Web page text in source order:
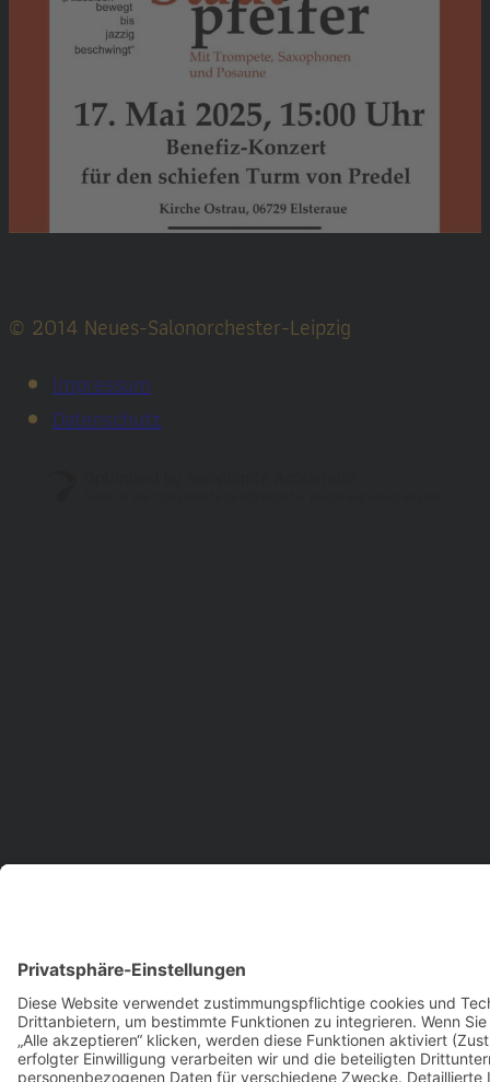
© 2014 Neues-Salonorchester-Leipzig
Impressum
Datenschutz